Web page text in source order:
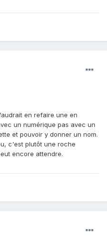
en refaire une en
un numérique pas avec un
et pouvoir y donner un nom.
c'est plutôt une roche
encore attendre.